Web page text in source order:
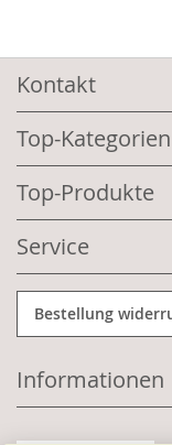
Kontakt
Top-Kategorien
Top-Produkte
Service
Bestellung
Informationen